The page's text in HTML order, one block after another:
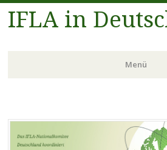
IFLA in
Menü
springen